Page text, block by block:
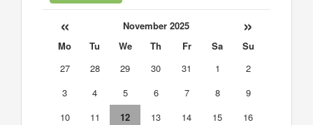
« November 2025 »
Mo Tu We Th Fr Sa
Su
27
28 29 30 31 1
2
3
4 5 6 7 8
9
10
11 12 13 14 15
16